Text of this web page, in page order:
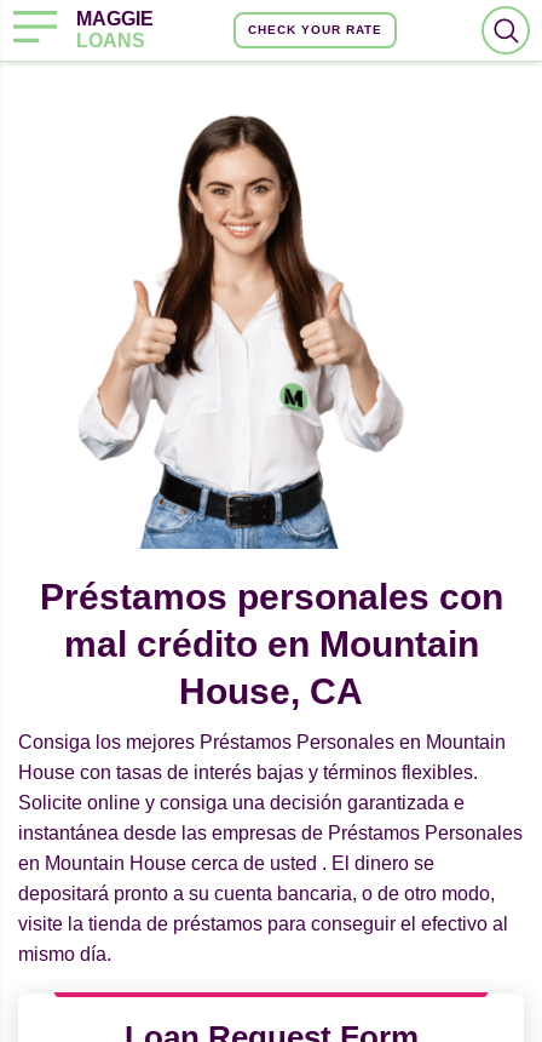
MAGGIE
LOANS
CHECK YOUR RATE
Préstamos personales con
mal crédito en Mountain
House, CA
Consiga los mejores Préstamos Personales en Mountain
House con tasas de interés bajas y términos flexibles.
Solicite online y consiga una decisión garantizada e
instantánea desde las empresas de Préstamos Personales
en Mountain House cerca de usted . El dinero se
depositará pronto a su cuenta bancaria, o de otro modo,
visite la tienda de préstamos para conseguir el efectivo al
mismo día.